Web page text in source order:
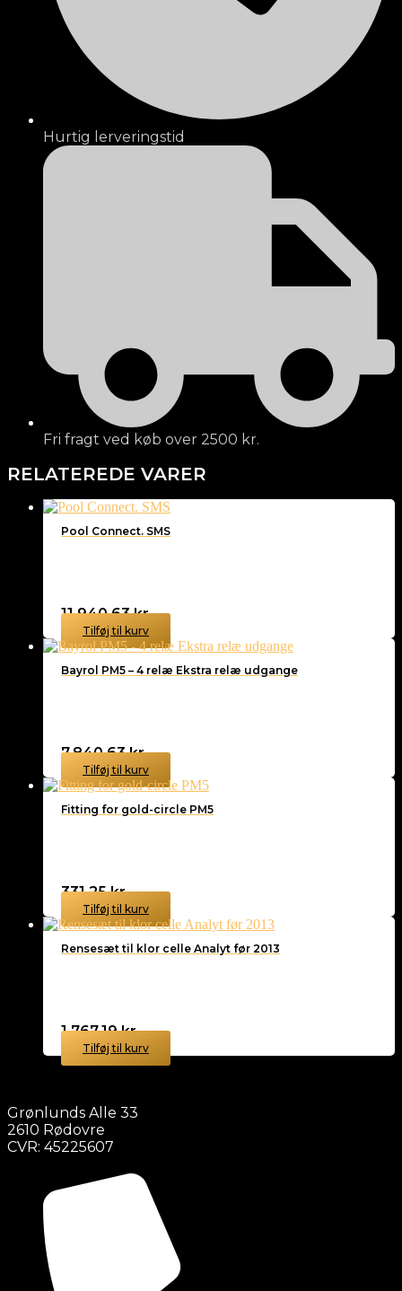
Hurtig lerveringstid
Fri fragt ved køb over 2500 kr.
RELATEREDE VARER
Pool Connect. SMS
11.940,63kr.
Tilføj til kurv
Bayrol PM5 – 4 relæ Ekstra relæ udgange
7.840,63kr.
Tilføj til kurv
Fitting for gold-circle PM5
331,25kr.
Tilføj til kurv
Rensesæt til klor celle Analyt før 2013
1.767,19kr.
Tilføj til kurv
Grønlunds Alle 33
2610 Rødovre
CVR: 45225607